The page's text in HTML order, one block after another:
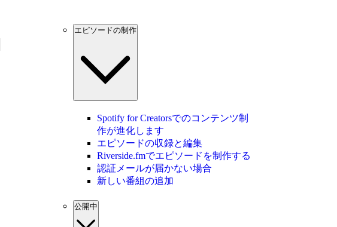
エピソードの制作
Spotify for Creatorsでのコンテンツ制
作が進化します
エピソードの収録と編集
Riverside.fmでエピソードを制作する
認証メールが届かない場合
新しい番組の追加
公開中